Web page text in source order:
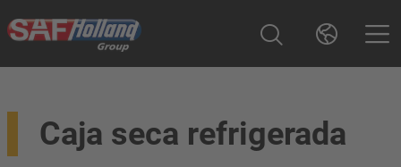
Caja seca refrigerada